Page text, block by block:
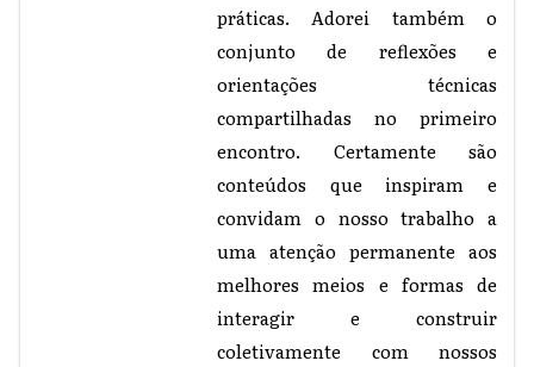
práticas. Adorei também o
conjunto de reflexões e
orientações técnicas
compartilhadas no primeiro
encontro. Certamente são
conteúdos que inspiram e
convidam o nosso trabalho a
uma atenção permanente aos
melhores meios e formas de
interagir e construir
coletivamente com nossos